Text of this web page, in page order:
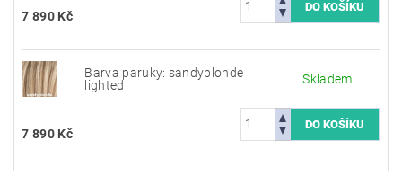
7 890 Kč
Barva paruky: sandyblonde
lighted
Skladem
7 890 Kč